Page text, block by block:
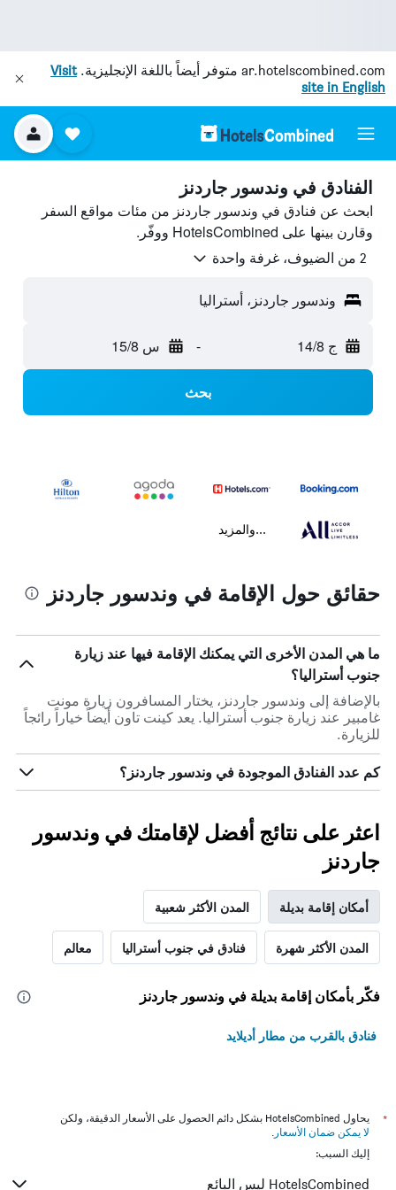
ar.hotelscombined.com متوفر أيضاً باللغة الإنجليزية.Visit
site in English
الفنادق في وندسور جاردنز
ابحث عن فنادق في وندسور جاردنز من مئات مواقع السفر
وقارن بينها على HotelsCombined ووفّر.
2 من الضيوف، غرفة واحدة
وندسور جاردنز، أستراليا
ج 14/8 - س 15/8
بحث
...والمزيد
حقائق حول الإقامة في وندسور جاردنز
ما هي المدن الأخرى التي يمكنك الإقامة فيها عند زيارة
جنوب أستراليا؟
بالإضافة إلى وندسور جاردنز، يختار المسافرون زيارة مونت
غامبير عند زيارة جنوب أستراليا. يعد كينت تاون أيضاً خياراً رائجاً
للزيارة.
كم عدد الفنادق الموجودة في وندسور جاردنز؟
اعثر على نتائج أفضل لإقامتك في وندسور
جاردنز
أمكان إقامة بديلة المدن الأكثر شعبية
المدن الأكثر شهرة فنادق في جنوب أستراليا معالم
فكّر بأمكان إقامة بديلة في وندسور جاردنز
فنادق بالقرب من مطار أديلايد
*
يحاول HotelsCombined بشكل دائم الحصول على الأسعار الدقيقة، ولكن
لا يمكن ضمان الأسعار .
إليك السبب:
HotelsCombined ليس البائع